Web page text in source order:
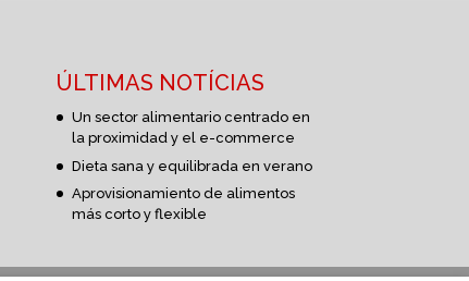
ÚLTIMAS NOTÍCIAS
Un sector alimentario centrado en
la proximidad y el e-commerce
Dieta sana y equilibrada en verano
Aprovisionamiento de alimentos
más corto y flexible